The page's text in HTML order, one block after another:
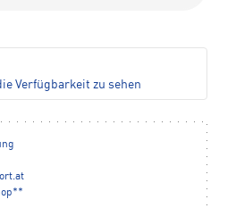
Verfügbarkeit zu sehen